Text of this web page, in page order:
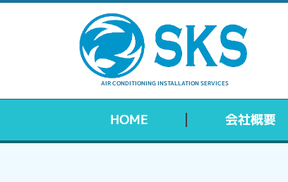
AIR CONDITIONING INSTALLATION SERVICES
HOME 会社概要